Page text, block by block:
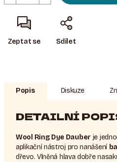
Zeptat se Sdílet
Popis Diskuze
DETAILNÍ
Wool Ring Dye Dauber je
aplikační nástroj pro nanášení
dřevo. Vlněná hlava dobře